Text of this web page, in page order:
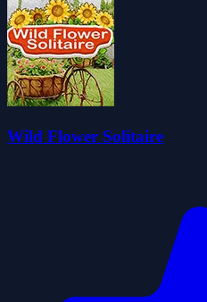
Wild Flower Solitaire